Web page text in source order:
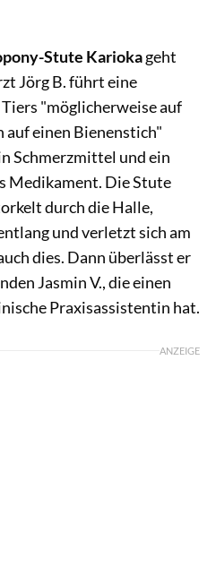
Stute Kariokageht
Jörg B. führt eine
"möglicherweise auf
auf einen Bienenstich"
Schmerzmittel und ein
Medikament. Die Stute
durch die Halle,
und verletzt sich am
dies. Dann überlässt er
Jasmin V., die einen
Praxisassistentin hat.
ANZEIGE